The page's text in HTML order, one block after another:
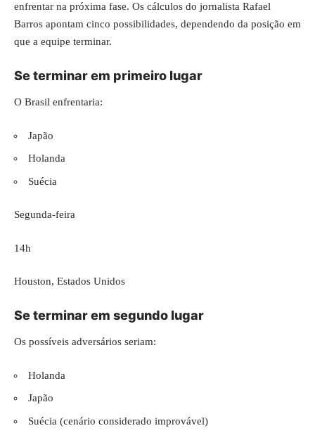
enfrentar na próxima fase. Os cálculos do jornalista Rafael
Barros apontam cinco possibilidades, dependendo da posição em
que a equipe terminar.
Se terminar em primeiro lugar
O Brasil enfrentaria:
Japão
Holanda
Suécia
Segunda-feira
14h
Houston, Estados Unidos
Se terminar em segundo lugar
Os possíveis adversários seriam:
Holanda
Japão
Suécia (cenário considerado improvável)